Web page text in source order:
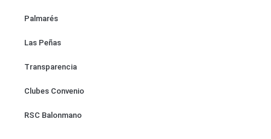
Palmarés
Las Peñas
Transparencia
Clubes Convenio
RSC Balonmano